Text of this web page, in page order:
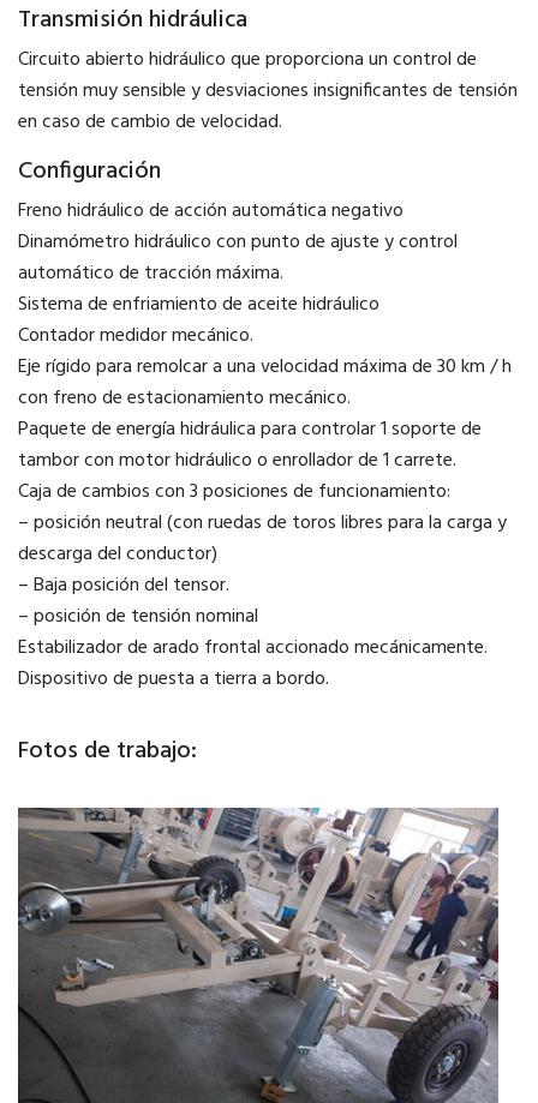
Transmisión hidráulica
Circuito abierto hidráulico que proporciona un control de
tensión muy sensible y desviaciones insignificantes de tensión
en caso de cambio de velocidad.
Configuración
Freno hidráulico de acción automática negativo
Dinamómetro hidráulico con punto de ajuste y control
automático de tracción máxima.
Sistema de enfriamiento de aceite hidráulico
Contador medidor mecánico.
Eje rígido para remolcar a una velocidad máxima de 30 km / h
con freno de estacionamiento mecánico.
Paquete de energía hidráulica para controlar 1 soporte de
tambor con motor hidráulico o enrollador de 1 carrete.
Caja de cambios con 3 posiciones de funcionamiento:
– posición neutral (con ruedas de toros libres para la carga y
descarga del conductor)
– Baja posición del tensor.
– posición de tensión nominal
Estabilizador de arado frontal accionado mecánicamente.
Dispositivo de puesta a tierra a bordo.
Fotos de trabajo: